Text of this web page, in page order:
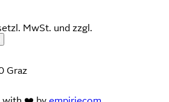
MwSt. und zzgl.
Graz